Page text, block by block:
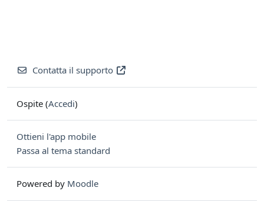
Contatta il supporto
Ospite (Accedi)
Ottieni l'app mobile
Passa al tema standard
Powered by Moodle